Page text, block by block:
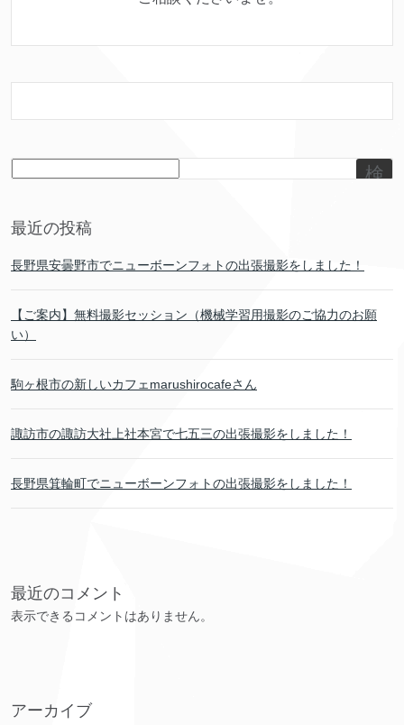
検
最近の投稿
長野県安曇野市でニューボーンフォトの出張撮影をしました！
【ご案内】無料撮影セッション（機械学習用撮影のご協力のお願
い）
駒ヶ根市の新しいカフェmarushirocafeさん
諏訪市の諏訪大社上社本宮で七五三の出張撮影をしました！
長野県箕輪町でニューボーンフォトの出張撮影をしました！
最近のコメント
表示できるコメントはありません。
アーカイブ